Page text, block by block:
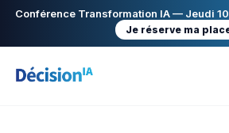
Conférence Transformation IA — Jeudi
Je réserve ma